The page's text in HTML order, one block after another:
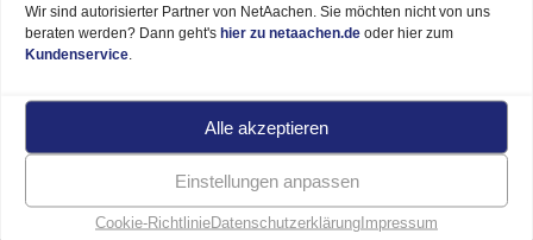
Wir sind autorisierter Partner von NetAachen. Sie möchten nicht von uns
beraten werden? Dann geht's hier zu netaachen.de oder hier zum
Kundenservice
Alle akzeptieren
Einstellungen anpassen
Cookie-RichtlinieDatenschutzerklärungImpressum
49,95 €*
Preise ab je Monat